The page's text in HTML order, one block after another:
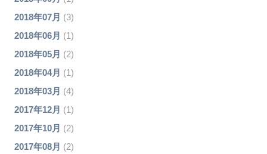
2018年07月 (3)
2018年06月 (1)
2018年05月 (2)
2018年04月 (1)
2018年03月 (4)
2017年12月 (1)
2017年10月 (2)
2017年08月 (2)